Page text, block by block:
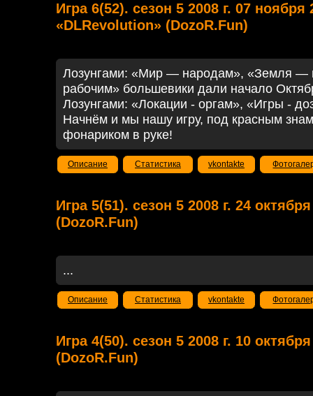
Игра 6(52). сезон 5 2008 г. 07 ноября
«DLRevolution» (DozoR.Fun)
Лозунгами: «Мир — народам», «Земля —
рабочим» большевики дали начало
Лозунгами: «Локации - оргам», «Игры -
Начнём и мы нашу игру, под красным
фонариком в руке!
Описание Статистика vkontakte
Игра 5(51). сезон 5 2008 г. 24
(DozoR.Fun)
...
Описание Статистика vkontakte
Игра 4(50). сезон 5 2008 г. 10
(DozoR.Fun)